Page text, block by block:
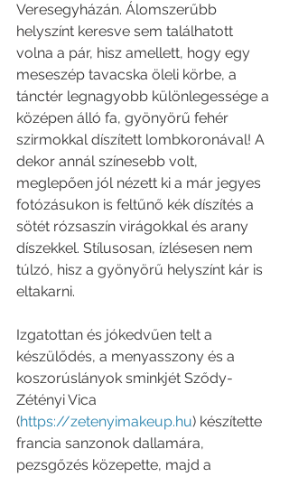
Veresegyházán. Álomszerűbb
helyszínt keresve sem találhatott
volna a pár, hisz amellett, hogy egy
meseszép tavacska öleli körbe, a
tánctér legnagyobb különlegessége a
középen álló fa, gyönyörű fehér
szirmokkal díszített lombkoronával! A
dekor annál színesebb volt,
meglepően jól nézett ki a már jegyes
fotózásukon is feltűnő kék díszítés a
sötét rózsaszín virágokkal és arany
díszekkel. Stílusosan, ízlésesen nem
túlzó, hisz a gyönyörű helyszínt kár is
eltakarni.
Izgatottan és jókedvűen telt a
készülődés, a menyasszony és a
koszorúslányok sminkjét Sződy-
Zétényi Vica
(https://zetenyimakeup.hu) készítette
francia sanzonok dallamára,
pezsgőzés közepette, majd a